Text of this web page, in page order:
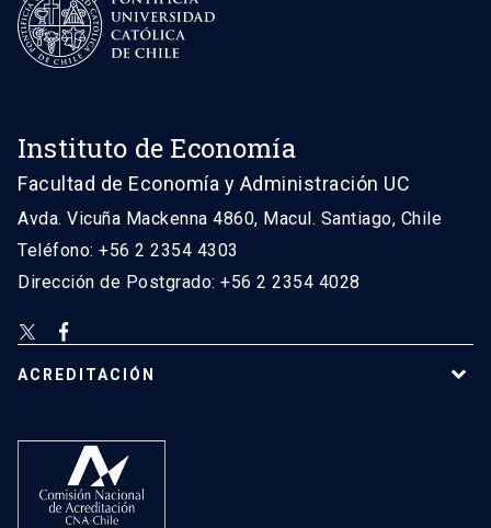
Instituto de Economía
Facultad de Economía y Administración UC
Avda. Vicuña Mackenna 4860, Macul. Santiago, Chile
Teléfono: +56 2 2354 4303
Dirección de Postgrado: +56 2 2354 4028
ACREDITACIÓN